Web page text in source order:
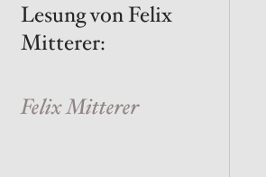
Lesung von Felix
Mitterer:
Felix Mitterer